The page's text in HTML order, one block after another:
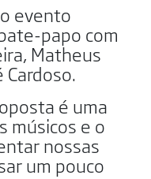
evento
papo com
Matheus
Cardoso.
é uma
músicos e o
nossas
um pouco